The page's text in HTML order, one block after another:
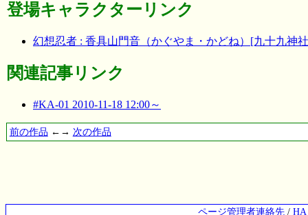
登場キャラクターリンク
幻想忍者 : 香具山門音（かぐやま・かどね）[九十九神
関連記事リンク
#KA-01 2010-11-18 12:00～
前の作品 ←→ 次の作品
ページ管理者連絡先/ HA